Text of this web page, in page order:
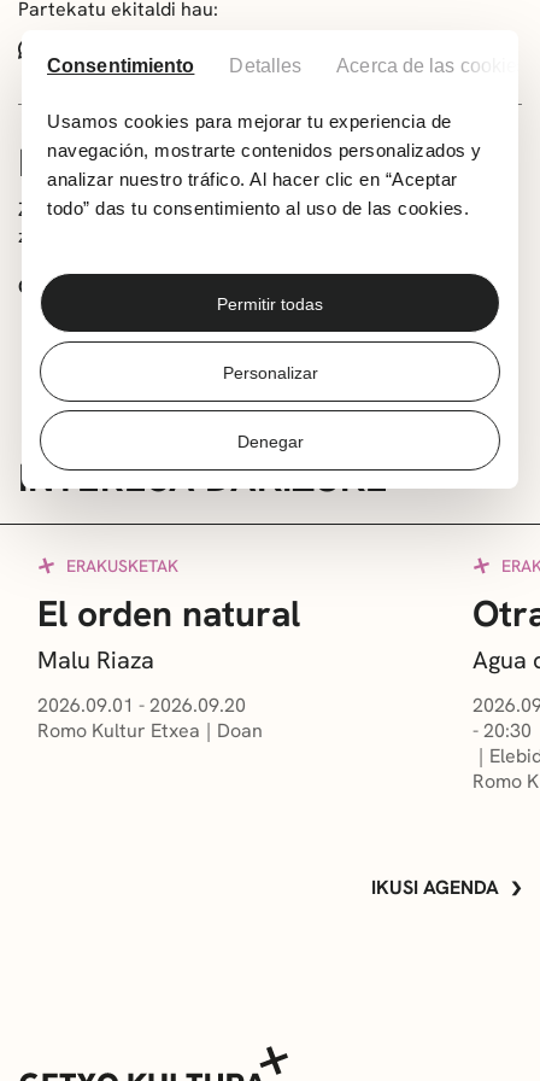
Consentimiento Detalles Acerca de las cookies
Usamos cookies para mejorar tu experiencia de
navegación, mostrarte contenidos personalizados y
analizar nuestro tráfico. Al hacer clic en “Aceptar
todo” das tu consentimiento al uso de las cookies.
Permitir todas
Personalizar
Denegar
Partekatu ekitaldi hau:
INFORMAZIOA
Zatoz Getxo Kulturako tailerretako ikasleek ikasturtean
zehar landutako piezak ezagutzera.
Ordutegia:
Astelehenetik ostiralera: 11:00-14:00 / 18:00-21:30
Larunbatean: 10:00-13:00
INTERESA DAKIZUKE
ERAKUSKETAK
El orden natural
Malu Riaza
2026.09.01 - 2026.09.20
Romo Kultur Etxea
Doan
Agua
- 20:30
Romo
IKUSI AGENDA